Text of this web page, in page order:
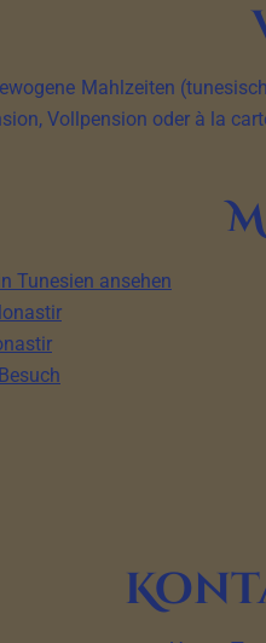
Mahlzeiten
Vollpension oder à la
Tunesien ansehen